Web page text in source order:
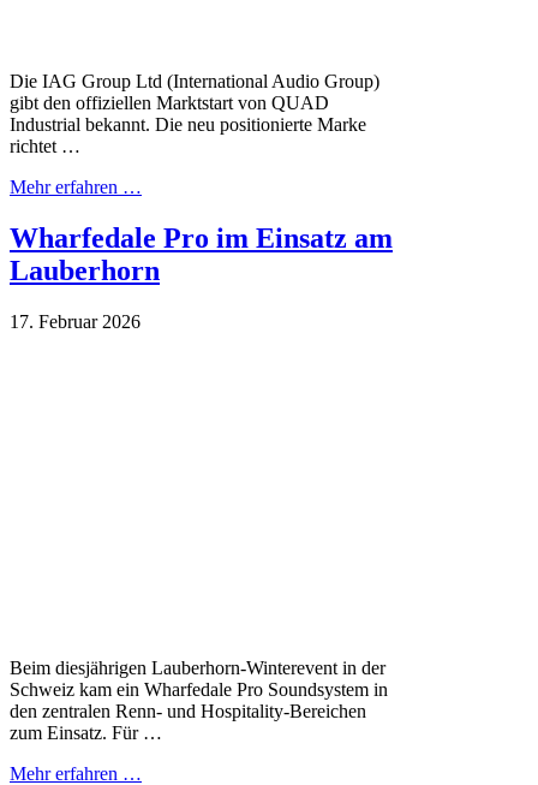
Die IAG Group Ltd (International Audio Group)
gibt den offiziellen Marktstart von QUAD
Industrial bekannt. Die neu positionierte Marke
richtet …
Mehr erfahren …
Wharfedale Pro im Einsatz am
Lauberhorn
17. Februar 2026
Beim diesjährigen Lauberhorn-Winterevent in der
Schweiz kam ein Wharfedale Pro Soundsystem in
den zentralen Renn- und Hospitality-Bereichen
zum Einsatz. Für …
Mehr erfahren …